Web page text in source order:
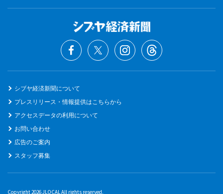
シブヤ経済新聞について
プレスリリース・情報提供はこちらから
アクセスデータの利用について
お問い合わせ
広告のご案内
スタッフ募集
Copyright 2026 JLOCAL All rights reserved.